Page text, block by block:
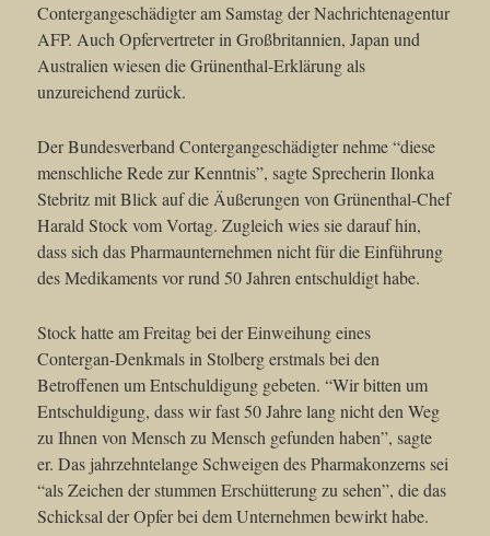
Contergangeschädigter am Samstag der Nachrichtenagentur
AFP. Auch Opfervertreter in Großbritannien, Japan und
Australien wiesen die Grünenthal-Erklärung als
unzureichend zurück.
Der Bundesverband Contergangeschädigter nehme “diese
menschliche Rede zur Kenntnis”, sagte Sprecherin Ilonka
Stebritz mit Blick auf die Äußerungen von Grünenthal-Chef
Harald Stock vom Vortag. Zugleich wies sie darauf hin,
dass sich das Pharmaunternehmen nicht für die Einführung
des Medikaments vor rund 50 Jahren entschuldigt habe.
Stock hatte am Freitag bei der Einweihung eines
Contergan-Denkmals in Stolberg erstmals bei den
Betroffenen um Entschuldigung gebeten. “Wir bitten um
Entschuldigung, dass wir fast 50 Jahre lang nicht den Weg
zu Ihnen von Mensch zu Mensch gefunden haben”, sagte
er. Das jahrzehntelange Schweigen des Pharmakonzerns sei
“als Zeichen der stummen Erschütterung zu sehen”, die das
Schicksal der Opfer bei dem Unternehmen bewirkt habe.